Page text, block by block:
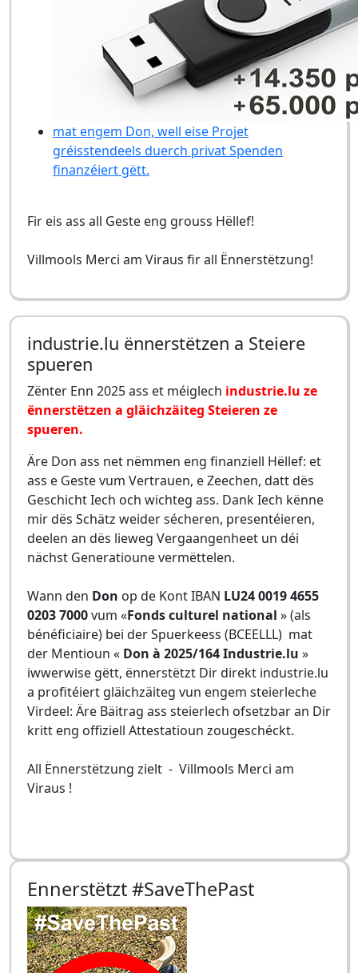
mat engem Don, well eise Projet
gréisstendeels duerch privat Spenden
finanzéiert gëtt.
Fir eis ass all Geste eng grouss Hëllef!
Villmools Merci am Viraus fir all Ënnerstëtzung!
industrie.lu ënnerstëtzen a Steiere
spueren
Zënter Enn 2025 ass et méiglech industrie.lu ze
ënnerstëtzen a gläichzäiteg Steieren ze
spueren.
Äre Don ass net nëmmen eng finanziell Hëllef: et
ass e Geste vum Vertrauen, e Zeechen, datt dës
Geschicht Iech och wichteg ass. Dank Iech kënne
mir dës Schätz weider sécheren, presentéieren,
deelen an dës lieweg Vergaangenheet un déi
nächst Generatioune vermëttelen.
Wann den Don op de Kont IBAN LU24 0019 4655
0203 7000vum «Fonds culturel national » (als
bénéficiaire) bei der Spuerkeess (BCEELLL) mat
der Mentioun « Don à 2025/164 Industrie.lu »
iwwerwise gëtt, ënnerstëtzt Dir direkt industrie.lu
a profitéiert gläichzäiteg vun engem steierleche
Virdeel: Äre Bäitrag ass steierlech ofsetzbar an Dir
kritt eng offiziell Attestatioun zougeschéckt.
All Ënnerstëtzung zielt - Villmools Merci am
Viraus !
Ennerstëtzt #SaveThePast